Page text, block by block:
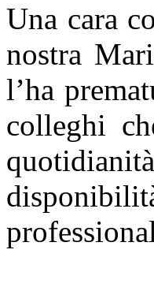
Una cara
nostra
l’ha
colleghi